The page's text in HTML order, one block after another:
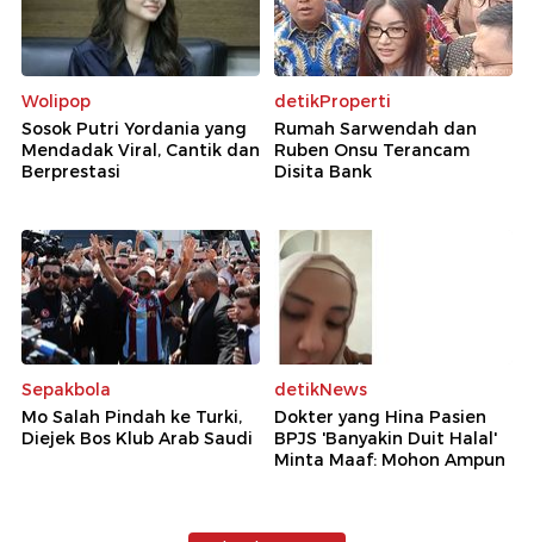
Wolipop
Sosok Putri Yordania yang
Mendadak Viral, Cantik dan
Berprestasi
detikProperti
Rumah Sarwendah dan
Ruben Onsu Terancam
Disita Bank
Sepakbola
Mo Salah Pindah ke Turki,
Diejek Bos Klub Arab Saudi
detikNews
Dokter yang Hina Pasien
BPJS 'Banyakin Duit Halal'
Minta Maaf: Mohon Ampun